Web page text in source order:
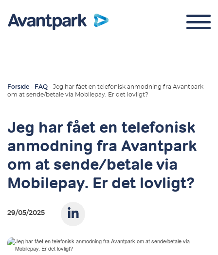
Forside - FAQ - Jeg har fået en telefonisk anmodning fra Avantpark
om at sende/betale via Mobilepay. Er det lovligt?
Jeg har fået en telefonisk
anmodning fra Avantpark
om at sende/betale via
Mobilepay. Er det lovligt?
29/05/2025
Om os
Kontakt
Login